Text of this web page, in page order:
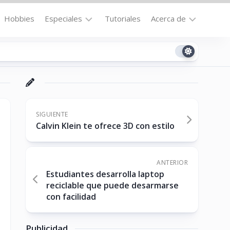
Hobbies Especiales
la
Destacados
Downloads
Tutoriales Acerca de
Contacto
Cookie
Policy
SIGUIENTE
Calvin Klein te ofrece 3D con estilo
ANTERIOR
Estudiantes desarrolla laptop
reciclable que puede desarmarse
con facilidad